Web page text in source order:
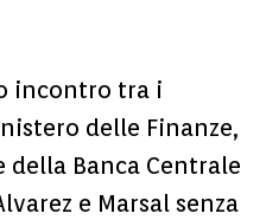
incontro tra i
delle Finanze,
Banca Centrale
e Marsal senza